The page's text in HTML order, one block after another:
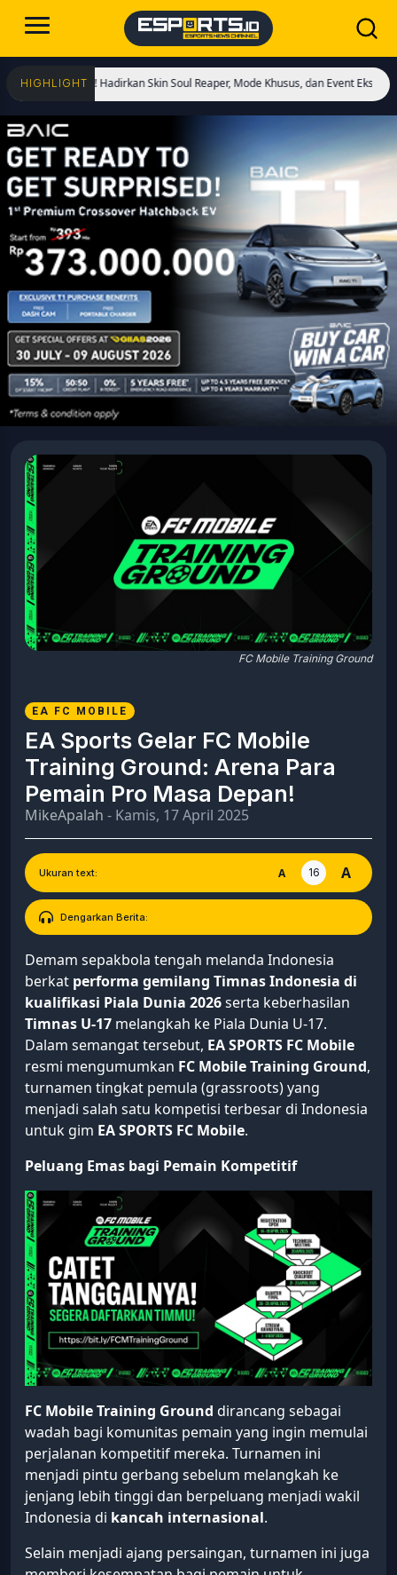
HIGHLIGHT
Hadirkan Skin Soul Reaper, Mode Khusus, dan Event Eksklusif!
FC Mobile Training Ground
EA FC MOBILE
EA Sports Gelar FC Mobile
Training Ground: Arena Para
Pemain Pro Masa Depan!
MikeApalah - Kamis, 17 April 2025
Ukuran text: A 16 A
Dengarkan Berita:
Demam sepakbola tengah melanda Indonesia
berkat performa gemilang Timnas Indonesia di
kualifikasi Piala Dunia 2026serta keberhasilan
Timnas U-17 melangkah ke Piala Dunia U-17.
Dalam semangat tersebut, EA SPORTS FC Mobile
resmi mengumumkan FC Mobile Training Ground,
turnamen tingkat pemula (grassroots) yang
menjadi salah satu kompetisi terbesar di Indonesia
untuk gim EA SPORTS FC Mobile.
Peluang Emas bagi Pemain Kompetitif
FC Mobile Training Ground dirancang sebagai
wadah bagi komunitas pemain yang ingin memulai
perjalanan kompetitif mereka. Turnamen ini
menjadi pintu gerbang sebelum melangkah ke
jenjang lebih tinggi dan berpeluang menjadi wakil
Indonesia di kancah internasional.
Selain menjadi ajang persaingan, turnamen ini juga